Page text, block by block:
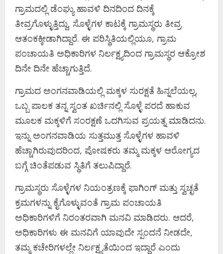
ಗ್ರಾಮದಲ್ಲಿ ಡೆಂಘ್ಯು ಹಾವಳಿ ದಿನದಿಂದ ದಿನಕ್ಕೆ
ತೀವ್ರಗೊಳ್ಳುತ್ತಿದ್ದು, ಸೊಳ್ಳೆಗಳ ಕಾಟಕ್ಕೆ ಗ್ರಾಮಸ್ಥರು ತೀವ್ರ
ಆತಂಕಕ್ಕೀಡಾಗಿದ್ದಾರೆ. ಈ ಪರಿಸ್ಥಿತಿಯಲ್ಲಿಯೂ, ಗ್ರಾಮ
ಪಂಚಾಯತಿ ಅಧಿಕಾರಿಗಳ ನಿರ್ಲಕ್ಷ್ಯದಿಂದ ಗ್ರಾಮಸ್ಥರ ಆಕ್ರೋಶ
ದಿನೇ ದಿನೇ ಹೆಚ್ಚಾಗುತ್ತಿದೆ.
ಗ್ರಾಮದ ಅಂಗನವಾಡಿಯಲ್ಲಿ ಮಕ್ಕಳ ಸುರಕ್ಷತೆ ಹಿನ್ನಲೆಯಲ್ಲ,
ಒಬ್ಬ ಪಾಲಕ ತನ್ನ ಸ್ವಂತ ಖರ್ಚಿನಲ್ಲಿ ಸೊಳ್ಳೆ ಪರದೆ ಹಾಕುವ
ಮೂಲಕ ಮಕ್ಕಳಿಗೆ ಸಂರಕ್ಷಣೆ ಒದಗಿಸುವ ಪ್ರಯತ್ನ ಮಾಡಿದನು.
ಇನ್ನು ಅಂಗನವಾಡಿಯ ಸುತ್ತಮುತ್ತ ಸೊಳ್ಳೆಗಳ ಹಾವಳಿ
ಹೆಚ್ಚಾಗಿರುವುದರಿಂದ, ಪೋಷಕರು ತಮ್ಮ ಮಕ್ಕಳ ಆರೋಗ್ಯದ
ಬಗ್ಗೆ ಚಿಂತೆಪಡುವ ಸ್ಥಿತಿಗೆ ತಲುಪಿದ್ದಾರೆ.
ಗ್ರಾಮಸ್ಥರು ಸೊಳ್ಳೆಗಳ ನಿಯಂತ್ರಣಕ್ಕೆ ಫಾಗಿಂಗ್ ಮತ್ತು ಸ್ವಚ್ಛತೆ
ಕ್ರಮಗಳನ್ನು ಕೈಗೊಳ್ಳುವಂತೆ ಗ್ರಾಮ ಪಂಚಾಯತಿ
ಅಧಿಕಾರಿಗಳಿಗೆ ನಿರಂತರವಾಗಿ ಮನವಿ ಮಾಡಿದರು. ಆದರೆ,
ಅಧಿಕಾರಿಗಳು ಈ ಮನವಿಗೆ ಯಾವುದೇ ಸ್ಪಂದನೆ ನೀಡದೇ,
ತಮ್ಮ ಕಚೇರಿಗಳಲ್ಲೇ ನಿರ್ಲಕ್ಷ್ಯತೆಯಿಂದ ಇದ್ದಾರೆ ಎಂದು